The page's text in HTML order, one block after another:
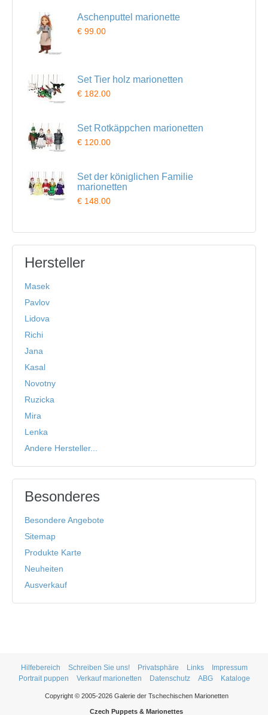
Aschenputtel marionette
€ 99.00
Set Tier holz marionetten
€ 182.00
Set Rotkäppchen marionetten
€ 120.00
Set der königlichen Familie
marionetten
€ 148.00
Hersteller
Masek
Pavlov
Lidova
Richi
Jana
Kasal
Novotny
Ruzicka
Mira
Lenka
Andere Hersteller...
Besonderes
Besondere Angebote
Sitemap
Produkte Karte
Neuheiten
Ausverkauf
Hilfebereich Schreiben Sie uns! Privatsphäre Links
Impressum
Portrait puppen
Verkauf marionetten Datenschutz ABG Kataloge
Copyright © 2005-2026 Galerie der Tschechischen Marionetten
Czech Puppets & Marionettes